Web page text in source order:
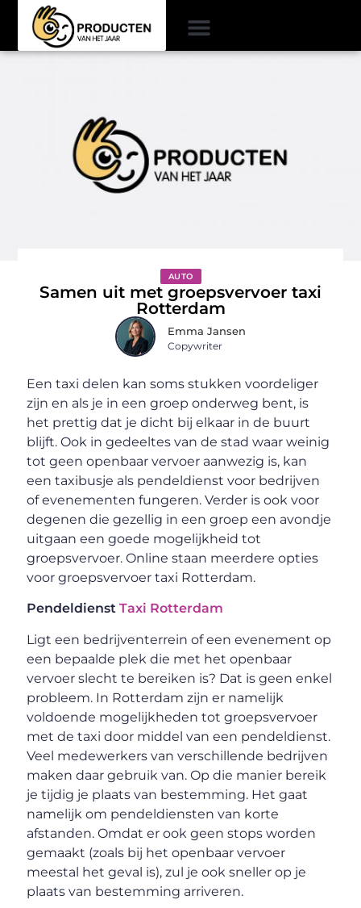
AUTO
Samen uit met groepsvervoer taxi
Rotterdam
Emma Jansen
Copywriter
Een taxi delen kan soms stukken voordeliger
zijn en als je in een groep onderweg bent, is
het prettig dat je dicht bij elkaar in de buurt
blijft. Ook in gedeeltes van de stad waar weinig
tot geen openbaar vervoer aanwezig is, kan
een taxibusje als pendeldienst voor bedrijven
of evenementen fungeren. Verder is ook voor
degenen die gezellig in een groep een avondje
uitgaan een goede mogelijkheid tot
groepsvervoer. Online staan meerdere opties
voor groepsvervoer taxi Rotterdam.
PendeldienstTaxi Rotterdam
Ligt een bedrijventerrein of een evenement op
een bepaalde plek die met het openbaar
vervoer slecht te bereiken is? Dat is geen enkel
probleem. In Rotterdam zijn er namelijk
voldoende mogelijkheden tot groepsvervoer
met de taxi door middel van een pendeldienst.
Veel medewerkers van verschillende bedrijven
maken daar gebruik van. Op die manier bereik
je tijdig je plaats van bestemming. Het gaat
namelijk om pendeldiensten van korte
afstanden. Omdat er ook geen stops worden
gemaakt (zoals bij het openbaar vervoer
meestal het geval is), zul je ook sneller op je
plaats van bestemming arriveren.